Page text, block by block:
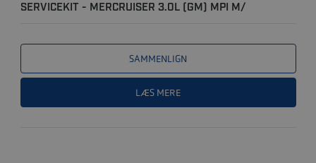
SERVICEKIT - MERCRUISER 3.0L (GM) MPI M/
SAMMENLIGN
LÆS MERE